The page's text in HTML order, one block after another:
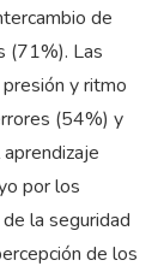
de
(71%). Las
y ritmo
(54%) y
por los
la seguridad
de los